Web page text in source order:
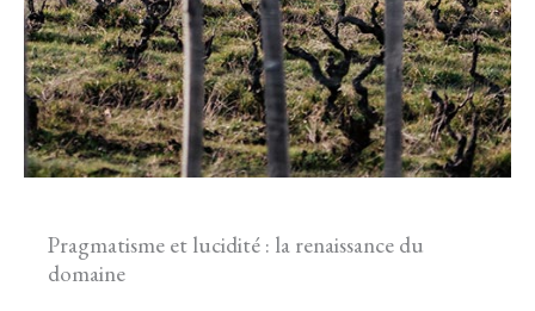
Pragmatisme et lucidité : la renaissance du
domaine